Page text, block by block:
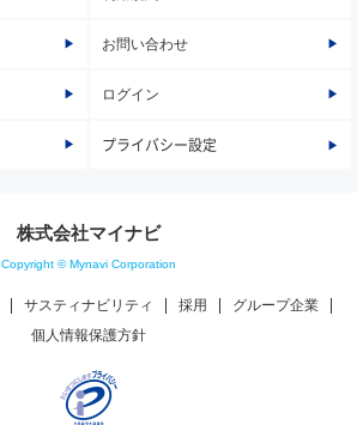
お問い合わせ
ログイン
プライバシー設定
株式会社マイナビ
Copyright © Mynavi Corporation
サスティナビリティ 採用
グループ企業
個人情報保護方針